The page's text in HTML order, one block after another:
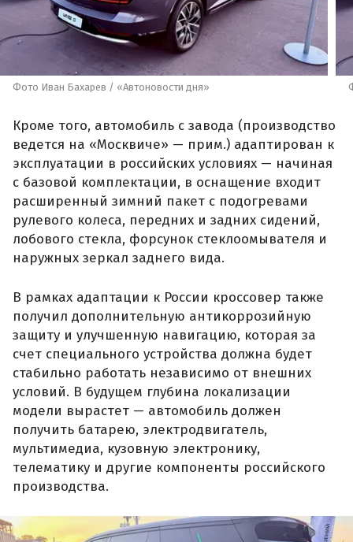
Фото Иван Бахарев / «Автоновости дня»
Кроме того, автомобиль с завода (производство
ведется на «Москвиче» — прим.) адаптирован к
эксплуатации в российских условиях — начиная
с базовой комплектации, в оснащение входит
расширенный зимний пакет с подогревами
рулевого колеса, передних и задних сидений,
лобового стекла, форсунок стеклоомывателя и
наружных зеркал заднего вида.
В рамках адаптации к России кроссовер также
получил дополнительную антикоррозийную
защиту и улучшенную навигацию, которая за
счет специального устройства должна будет
стабильно работать независимо от внешних
условий. В будущем глубина локализации
модели вырастет — автомобиль должен
получить батарею, электродвигатель,
мультимедиа, кузовную электронику,
телематику и другие компоненты российского
производства.